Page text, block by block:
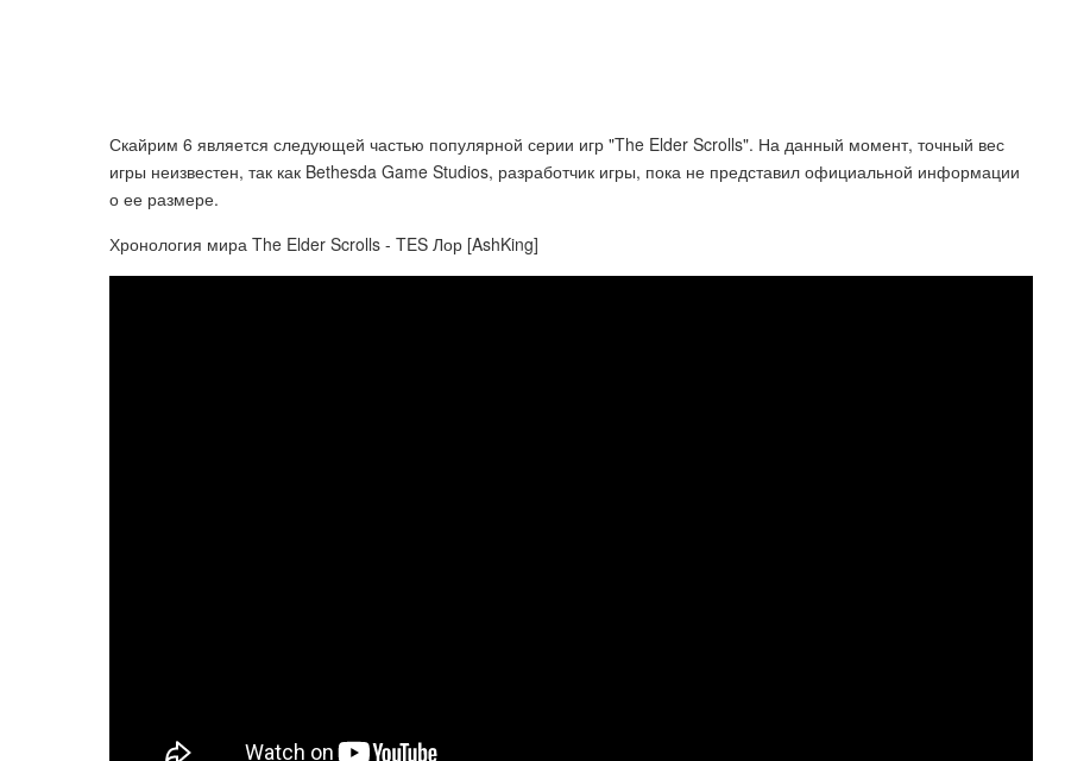
Скайрим 6 является следующей частью популярной серии игр "The Elder Scrolls". На данный момент, точный вес
игры неизвестен, так как Bethesda Game Studios, разработчик игры, пока не представил официальной информации
о ее размере.
Хронология мира The Elder Scrolls - TES Лор [AshKing]